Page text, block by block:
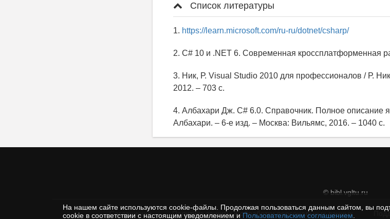
На нашем сайте используются cookie-файлы. Продолжая пользоваться данным сайтом, вы
cookie в соответствии с настоящим уведомлением и Пользовательским соглашением
Список литературы
1. https://learn.microsoft.com/ru-ru/dotnet/csharp/
2. C# 10 и .NET 6. Современная кроссплатформенная
3. Ник, Р. Visual Studio 2010 для профессионалов / Р.
2012. – 703 c.
4. Албахари Дж. C# 6.0. Справочник. Полное описание
Албахари. – 6-е изд. – Москва: Вильямc, 2016. – 1040 c.
© bibl.vgltu.ru
Соглашение Политика защиты и обработки персональных данных